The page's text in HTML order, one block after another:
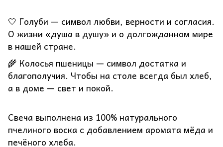
🤍 Голуби — символ любви, верности и согласия.
О жизни «душа в душу» и о долгожданном мире
в нашей стране.
🌾 Колосья пшеницы — символ достатка и
благополучия. Чтобы на столе всегда был хлеб,
а в доме — свет и покой.
Свеча выполнена из 100% натурального
пчелиного воска с добавлением аромата мёда и
печёного хлеба.